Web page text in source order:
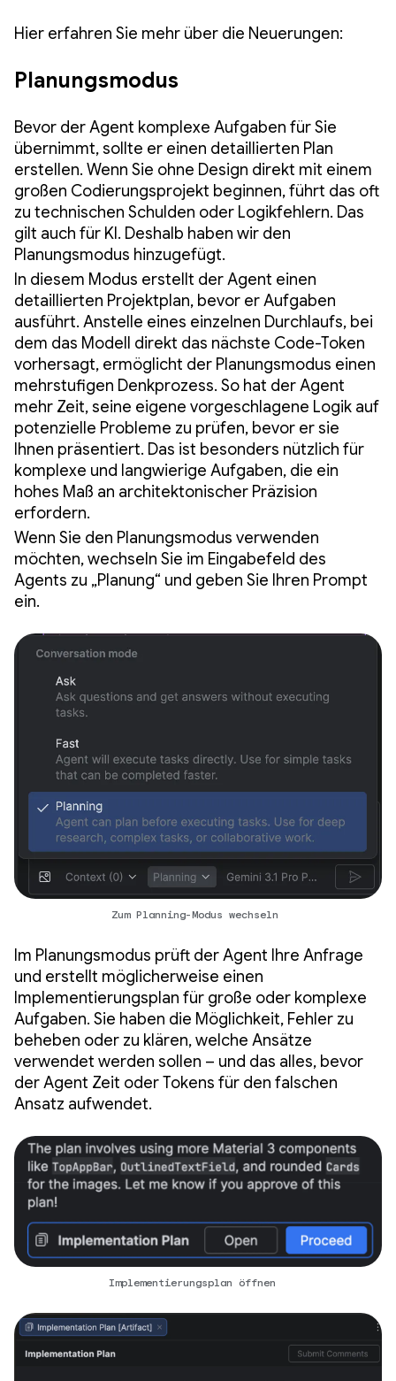
Hier erfahren Sie mehr über die Neuerungen:
Planungsmodus
Bevor der Agent komplexe Aufgaben für Sie
übernimmt, sollte er einen detaillierten Plan
erstellen. Wenn Sie ohne Design direkt mit einem
großen Codierungsprojekt beginnen, führt das oft
zu technischen Schulden oder Logikfehlern. Das
gilt auch für KI. Deshalb haben wir den
Planungsmodus hinzugefügt.
In diesem Modus erstellt der Agent einen
detaillierten Projektplan, bevor er Aufgaben
ausführt. Anstelle eines einzelnen Durchlaufs, bei
dem das Modell direkt das nächste Code-Token
vorhersagt, ermöglicht der Planungsmodus einen
mehrstufigen Denkprozess. So hat der Agent
mehr Zeit, seine eigene vorgeschlagene Logik auf
potenzielle Probleme zu prüfen, bevor er sie
Ihnen präsentiert. Das ist besonders nützlich für
komplexe und langwierige Aufgaben, die ein
hohes Maß an architektonischer Präzision
erfordern.
Wenn Sie den Planungsmodus verwenden
möchten, wechseln Sie im Eingabefeld des
Agents zu „Planung“ und geben Sie Ihren Prompt
ein.
Zum Planning-Modus wechseln
Im Planungsmodus prüft der Agent Ihre Anfrage
und erstellt möglicherweise einen
Implementierungsplan für große oder komplexe
Aufgaben. Sie haben die Möglichkeit, Fehler zu
beheben oder zu klären, welche Ansätze
verwendet werden sollen – und das alles, bevor
der Agent Zeit oder Tokens für den falschen
Ansatz aufwendet.
Implementierungsplan öffnen